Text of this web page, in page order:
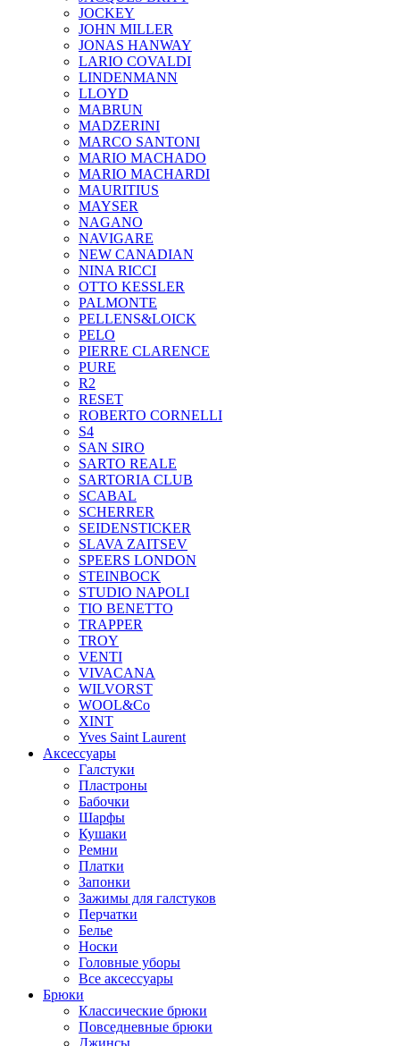
JOCKEY
JOHN MILLER
JONAS HANWAY
LARIO COVALDI
LINDENMANN
LLOYD
MABRUN
MADZERINI
MARCO SANTONI
MARIO MACHADO
MARIO MACHARDI
MAURITIUS
MAYSER
NAGANO
NAVIGARE
NEW CANADIAN
NINA RICCI
OTTO KESSLER
PALMONTE
PELLENS&LOICK
PELO
PIERRE CLARENCE
PURE
R2
RESET
ROBERTO CORNELLI
S4
SAN SIRO
SARTO REALE
SARTORIA CLUB
SCABAL
SCHERRER
SEIDENSTICKER
SLAVA ZAITSEV
SPEERS LONDON
STEINBOCK
STUDIO NAPOLI
TIO BENETTO
TRAPPER
TROY
VENTI
VIVACANA
WILVORST
WOOL&Co
XINT
Yves Saint Laurent
Аксессуары
Галстуки
Пластроны
Бабочки
Шарфы
Кушаки
Ремни
Платки
Запонки
Зажимы для галстуков
Перчатки
Белье
Носки
Головные уборы
Все аксессуары
Брюки
Классические брюки
Повседневные брюки
Джинсы